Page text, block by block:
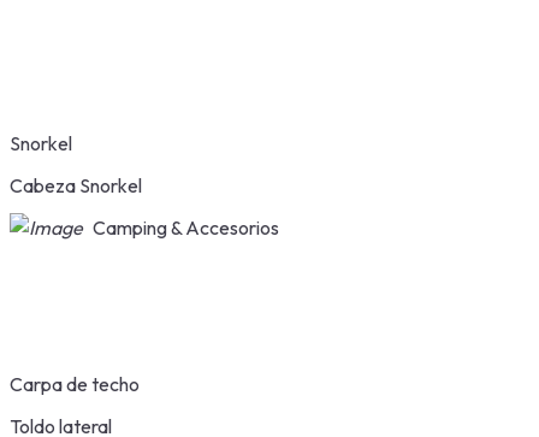
Snorkel
Cabeza Snorkel
Camping & Accesorios
Carpa de techo
Toldo lateral